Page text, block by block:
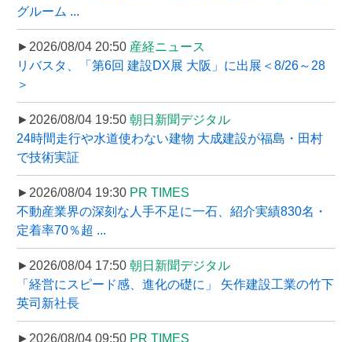
グルーム ...
►2026/08/04 20:50 産経ニュース
リバスタ、「第6回 建設DX展 大阪」に出展＜8/26～28
＞
►2026/08/04 19:50 朝日新聞デジタル
24時間走行や水道使わない建物 大成建設が福島・田村
で技術実証
►2026/08/04 19:30 PR TIMES
不動産業界の深刻な人手不足に一石、紹介実績830名・
定着率70％超 ...
►2026/08/04 17:50 朝日新聞デジタル
「経営にスピード感、進化の礎に」 矢作建設工業の竹下
英司新社長
►2026/08/04 09:50 PR TIMES